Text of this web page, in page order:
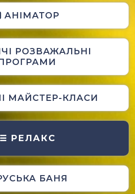
АНІМАТОР
РОЗВАЖАЛЬНІ
МАЙСТЕР-КЛАСИ
РЕЛАКС
БАНЯ